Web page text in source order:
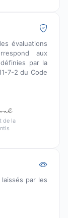
évaluations
aux
par la
7-2 du Code
de la
par les